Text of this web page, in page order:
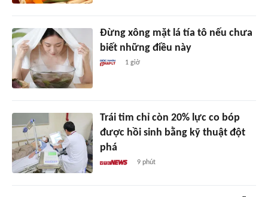
Đừng xông mặt lá tía tô nếu chưa
biết những điều này
1 giờ
Trái tim chỉ còn 20% lực co bóp
được hồi sinh bằng kỹ thuật đột
phá
9 phút